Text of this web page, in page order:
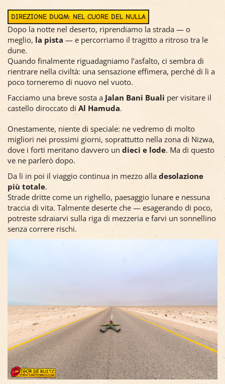
DIREZIONE DUQM: NEL CUORE DEL NULLA
Dopo la notte nel deserto, riprendiamo la strada — o
meglio, la pista — e percorriamo il tragitto a ritroso tra le
dune.
Quando finalmente riguadagniamo l’asfalto, ci sembra di
rientrare nella civiltà: una sensazione effimera, perché di lì a
poco torneremo di nuovo nel vuoto.
Facciamo una breve sosta a Jalan Bani Buali per visitare il
castello diroccato di Al Hamuda.
Onestamente, niente di speciale: ne vedremo di molto
migliori nei prossimi giorni, soprattutto nella zona di Nizwa,
dove i forti meritano davvero un dieci e lode. Ma di questo
ve ne parlerò dopo.
Da lì in poi il viaggio continua in mezzo alla desolazione
più totale.
Strade dritte come un righello, paesaggio lunare e nessuna
traccia di vita. Talmente deserte che — esagerando di poco,
potreste sdraiarvi sulla riga di mezzeria e farvi un sonnellino
senza correre rischi.